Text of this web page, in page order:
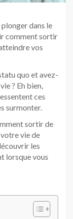
dans le
comment sortir
vos
quo et avez-
? Eh bien,
ces
surmonter.
sortir de
vie de
les
lorsque vous